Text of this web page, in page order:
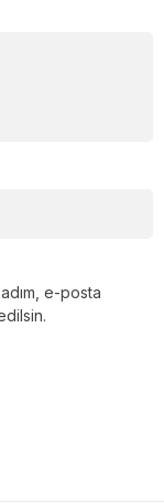
e-posta